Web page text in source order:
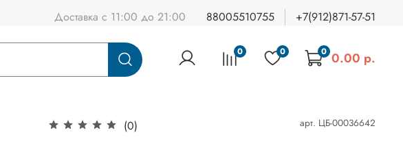
Доставка с 11:00 до 21:00 88005510755 +7(912)871-57-51
0 0 0 0.00 р.
(0)
арт. ЦБ-00036642